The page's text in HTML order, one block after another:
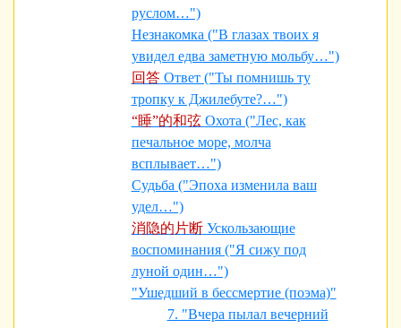
руслом…")
Незнакомка ("В глазах твоих я
увидел едва заметную мольбу…")
回答 Ответ ("Ты помнишь ту
тропку к Джилебуте?…")
“睡”的和弦 Охота ("Лес, как
печальное море, молча
всплывает…")
Судьба ("Эпоха изменила ваш
удел…")
消隐的片断 Ускользающие
воспоминания ("Я сижу под
луной один…")
"Ушедший в бессмертие (поэма)"
7. "Вчера пылал вечерний